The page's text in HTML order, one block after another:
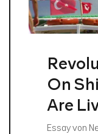
On
Are
Essay von